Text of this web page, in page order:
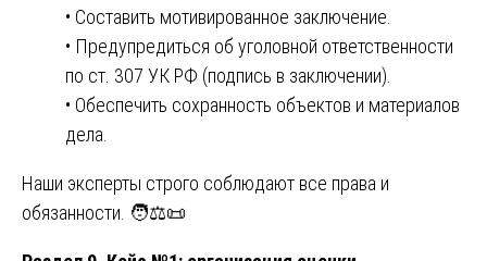
• Составить мотивированное заключение.
• Предупредиться об уголовной ответственности
по ст. 307 УК РФ (подпись в заключении).
• Обеспечить сохранность объектов и материалов
дела.
Наши эксперты строго соблюдают все права и
обязанности. 🧑⚖️📜